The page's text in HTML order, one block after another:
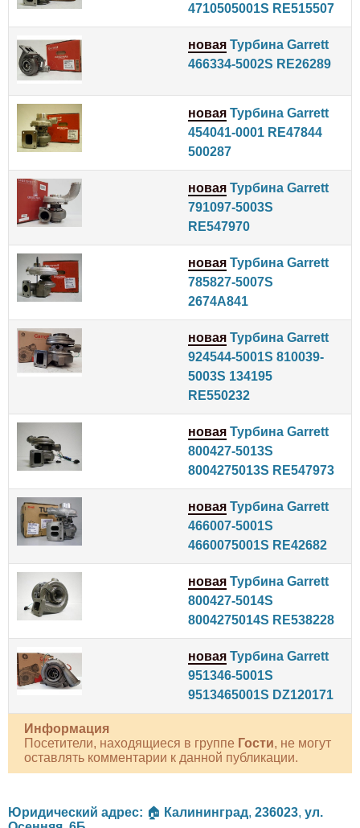
4710505001S RE515507
новая Турбина Garrett
466334-5002S RE26289
новая Турбина Garrett
454041-0001 RE47844
500287
новая Турбина Garrett
791097-5003S
RE547970
новая Турбина Garrett
785827-5007S
2674A841
новая Турбина Garrett
924544-5001S 810039-
5003S 134195
RE550232
новая Турбина Garrett
800427-5013S
8004275013S RE547973
новая Турбина Garrett
466007-5001S
4660075001S RE42682
новая Турбина Garrett
800427-5014S
8004275014S RE538228
новая Турбина Garrett
951346-5001S
9513465001S DZ120171
Информация
Посетители, находящиеся в группе Гости, не могут
оставлять комментарии к данной публикации.
Юридический адрес: 🏠 Калининград, 236023, ул.